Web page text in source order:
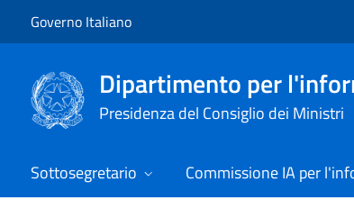
Governo Italiano
Dipartimento per
Presidenza del Consiglio dei Ministri
Sottosegretario Commissione IA per